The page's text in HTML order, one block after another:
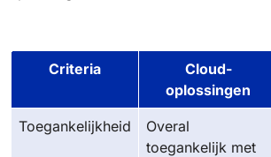
Criteria
Cloud-
oplossingen
Toegankelijkheid
Overal
toegankelijk met